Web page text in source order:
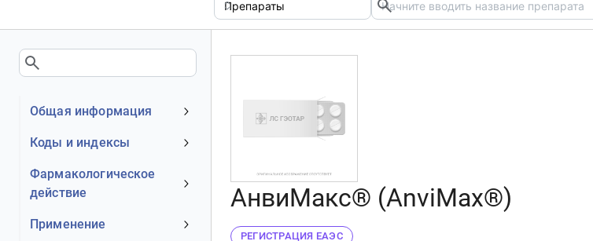
Общая информация
Устаревшее наименование
Номер регистрационного
удостоверения РФ
Действующее вещество
Коды и индексы
АТХ код
МКБ-10 код
Фармакологическое
действие
Механизм действия
Применение
АнвиМакс® (AnviMax®)
РЕГИСТРАЦИЯ ЕАЭС